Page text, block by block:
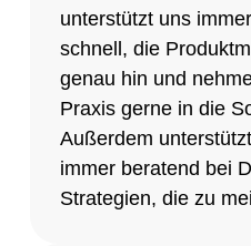
unterstützt uns
schnell, die
genau hin und
Praxis gerne in die
Außerdem
immer beratend bei
Strategien, die zu